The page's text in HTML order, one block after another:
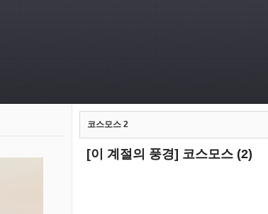
코스모스 2
[이 계절의 풍경] 코스모스 (2)